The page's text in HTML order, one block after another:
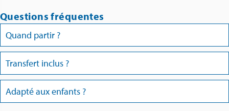
Questions fréquentes
Quand partir ?
Transfert inclus ?
Adapté aux enfants ?